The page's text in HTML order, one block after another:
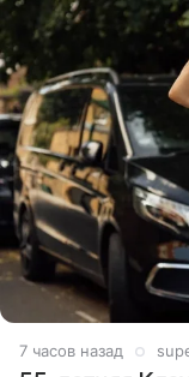
7 часов назад